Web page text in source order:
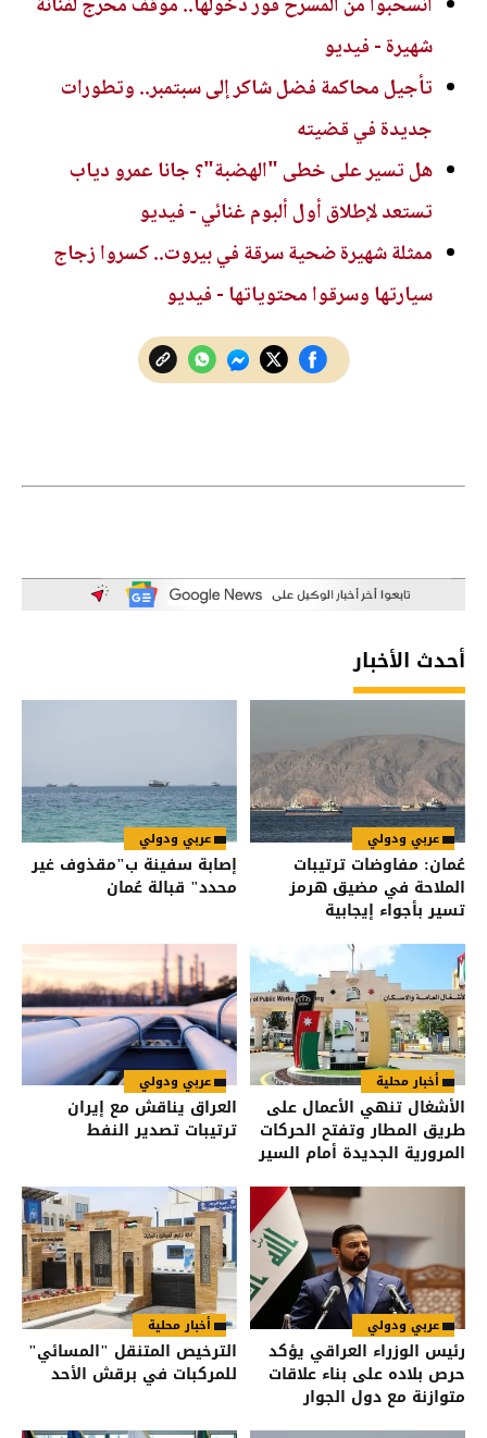
شهيرة - فيديو
تأجيل محاكمة فضل شاكر إلى سبتمبر.. وتطورات
جديدة في قضيته
هل تسير على خطى "الهضبة"؟ جانا عمرو دياب
تستعد لإطلاق أول ألبوم غنائي - فيديو
ممثلة شهيرة ضحية سرقة في بيروت.. كسروا زجاج
سيارتها وسرقوا محتوياتها - فيديو
أحدث الأخبار
عربي ودولي
عُمان: مفاوضات ترتيبات
الملاحة في مضيق هرمز
تسير بأجواء إيجابية
عربي ودولي
إصابة سفينة ب"مقذوف غير
محدد" قبالة عُمان
أخبار محلية
الأشغال تنهي الأعمال على
طريق المطار وتفتح الحركات
المرورية الجديدة أمام السير
عربي ودولي
العراق يناقش مع إيران
ترتيبات تصدير النفط
عربي ودولي
رئيس الوزراء العراقي يؤكد
حرص بلاده على بناء علاقات
متوازنة مع دول الجوار
أخبار محلية
الترخيص المتنقل "المسائي"
للمركبات في برقش الأحد